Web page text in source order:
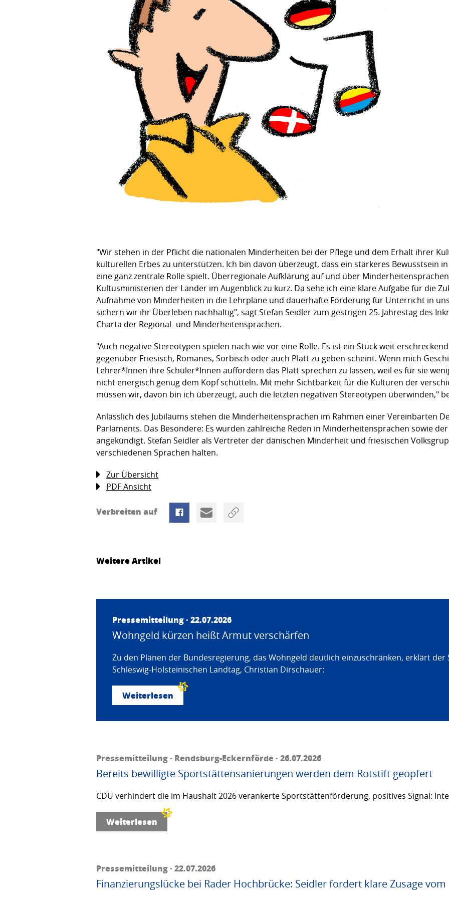
"Wir stehen in der Pflicht die nationalen Minderheiten bei der Pflege und dem Erhalt ihrer
kulturellen Erbes zu unterstützen. Ich bin davon überzeugt, dass ein stärkeres Bewusstsein
eine ganz zentrale Rolle spielt. Überregionale Aufklärung auf und über
Kultusministerien der Länder im Augenblick zu kurz. Da sehe ich eine klare Aufgabe für die
Aufnahme von Minderheiten in die Lehrpläne und dauerhafte Förderung für Unterricht in
sichern wir ihr Überleben nachhaltig", sagt Stefan Seidler zum gestrigen 25. Jahrestag des
Charta der Regional- und Minderheitensprachen.
"Auch negative Stereotypen spielen nach wie vor eine Rolle. Es ist ein Stück weit
gegenüber Friesisch, Romanes, Sorbisch oder auch Platt zu geben scheint. Wenn mich
Lehrer*Innen ihre Schüler*Innen auffordern das Platt sprechen zu lassen, weil es für sie
nicht energisch genug dem Kopf schütteln. Mit mehr Sichtbarkeit für die Kulturen der
müssen wir, davon bin ich überzeugt, auch die letzten negativen Stereotypen überwinden,"
Anlässlich des Jubiläums stehen die Minderheitensprachen im Rahmen einer Vereinbarten
Parlaments. Das Besondere: Es wurden zahlreiche Reden in Minderheitensprachen sowie
angekündigt. Stefan Seidler als Vertreter der dänischen Minderheit und friesischen
verschiedenen Sprachen halten.
Zur Übersicht
PDF Ansicht
Verbreiten auf
Weitere Artikel
Pressemitteilung · 22.07.2026
Wohngeld kürzen heißt Armut verschärfen
Zu den Plänen der Bundesregierung, das Wohngeld deutlich einzuschränken, erklärt der
Schleswig-Holsteinischen Landtag, Christian Dirschauer:
Weiterlesen
Pressemitteilung · Rendsburg-Eckernförde · 26.07.2026
Bereits bewilligte Sportstättensanierungen werden dem Rotstift geopfert
CDU verhindert die im Haushalt 2026 verankerte Sportstättenförderung, positives Signal:
Weiterlesen
Pressemitteilung · 22.07.2026
Finanzierungslücke bei Rader Hochbrücke: Seidler fordert klare Zusage vom